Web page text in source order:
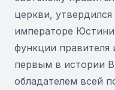
церкви,
императоре
функции правителя
первым в истории
обладателем всей